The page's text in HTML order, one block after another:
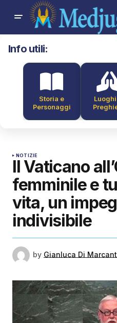
Info utili:
Storia e
Personaggi
NOTIZIE
Il Vaticano
femminile e
vita, un
indivisibile
by Gianluca Di